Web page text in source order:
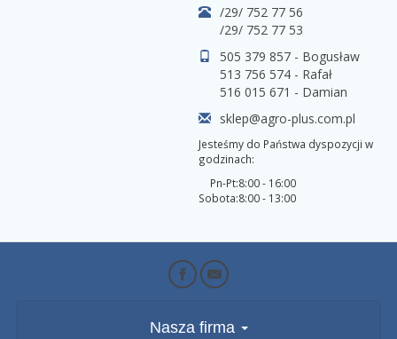
/29/ 752 77 56
/29/ 752 77 53
505 379 857 - Bogusław
513 756 574 - Rafał
516 015 671 - Damian
sklep@agro-plus.com.pl
Jesteśmy do Państwa dyspozycji w
godzinach:
Pn-Pt:
Sobota:
8:00 - 16:00
8:00 - 13:00
Nasza firma